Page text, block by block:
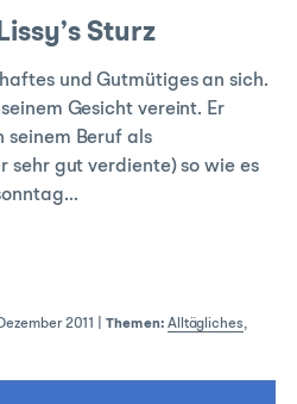
Sturz
und Gutmütiges an sich.
Gesicht vereint. Er
seinem Beruf als
sehr gut verdiente) so wie es
2011 |Themen: Alltägliches,